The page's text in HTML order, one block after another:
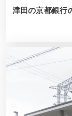
津田の京都銀行